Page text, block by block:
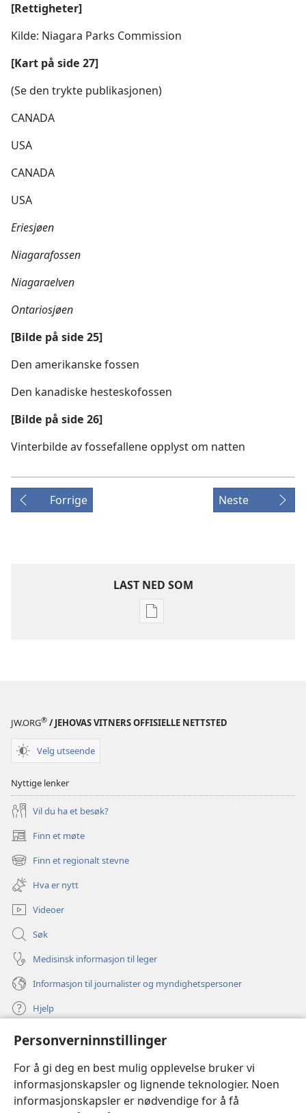
Personverninnstillinger
For å gi deg en best mulig opplevelse bruker vi
informasjonskapsler og lignende teknologier. Noen
informasjonskapsler er nødvendige for å få
[Rettigheter]
Kilde: Niagara Parks Commission
[Kart på side 27]
(Se den trykte publikasjonen)
CANADA
USA
CANADA
USA
Eriesjøen
Niagarafossen
Niagaraelven
Ontariosjøen
[Bilde på side 25]
Den amerikanske fossen
Den kanadiske hesteskofossen
[Bilde på side 26]
Vinterbilde av fossefallene opplyst om natten
Forrige Neste
LAST NED SOM
Nedlastingsalternativer
JW.ORG® / JEHOVAS VITNERS OFFISIELLE NETTSTED
Velg utseende
Nyttige lenker
Vil du ha et besøk?
Finn et møte
(åpner
nytt
vindu)
Finn et regionalt stevne
(åpner
nytt
vindu)
Hva er nytt
Videoer
Søk
Medisinsk informasjon til leger
Informasjon til journalister og myndighetspersoner
Hjelp
Bidrag
(åpner
nytt
vindu)Watchtower ONLINE LIBRARY™
(åpner
nytt
®